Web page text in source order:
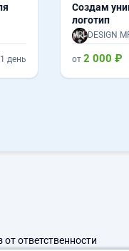
1 день
Создам
логотип
DESIGN
от 2 000 ₽
от ответственности